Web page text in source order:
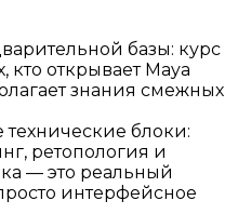
базы: курс
кто открывает Maya
знания смежных
блоки:
ретопология и
— это реальный
интерфейсное